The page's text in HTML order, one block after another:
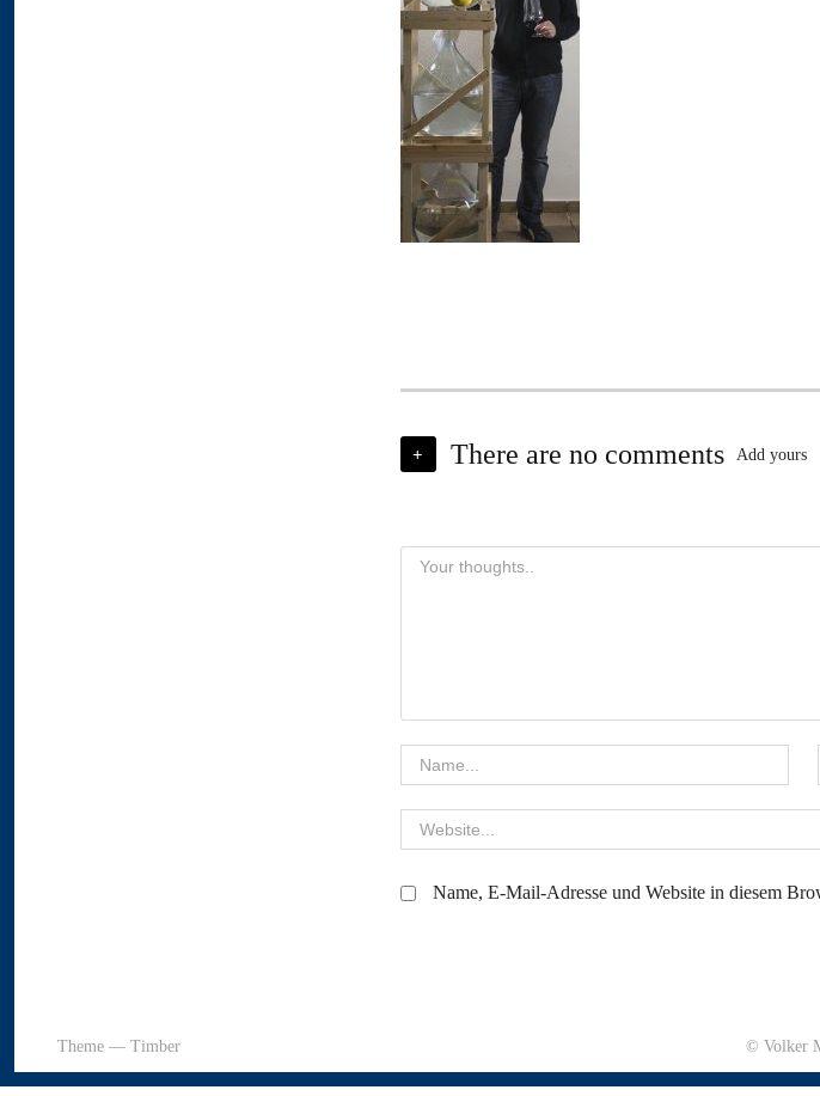
+ There are no comments Add yours
Name, E-Mail-Adresse und Website in diesem
Theme — Timber © Volker